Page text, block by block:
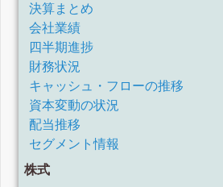
決算まとめ
会社業績
四半期進捗
財務状況
キャッシュ・フローの推移
資本変動の状況
配当推移
セグメント情報
株式